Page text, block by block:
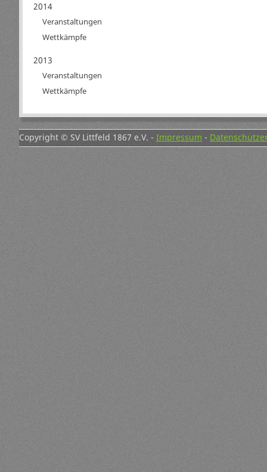
2014
Veranstaltungen
Wettkämpfe
2013
Veranstaltungen
Wettkämpfe
Copyright © SV Littfeld 1867 e.V. - Impressum -